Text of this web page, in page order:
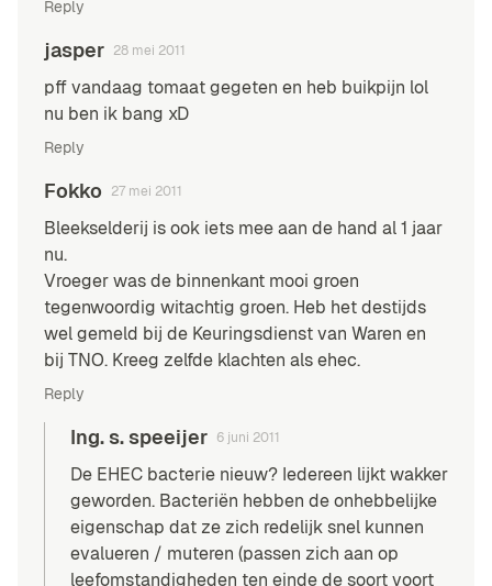
Reply
jasper 28 mei 2011
pff vandaag tomaat gegeten en heb buikpijn lol
nu ben ik bang xD
Reply
Fokko 27 mei 2011
Bleekselderij is ook iets mee aan de hand al 1 jaar
nu.
Vroeger was de binnenkant mooi groen
tegenwoordig witachtig groen. Heb het destijds
wel gemeld bij de Keuringsdienst van Waren en
bij TNO. Kreeg zelfde klachten als ehec.
Reply
Ing. s. speeijer 6 juni 2011
De EHEC bacterie nieuw? Iedereen lijkt wakker
geworden. Bacteriën hebben de onhebbelijke
eigenschap dat ze zich redelijk snel kunnen
evalueren / muteren (passen zich aan op
leefomstandigheden ten einde de soort voort